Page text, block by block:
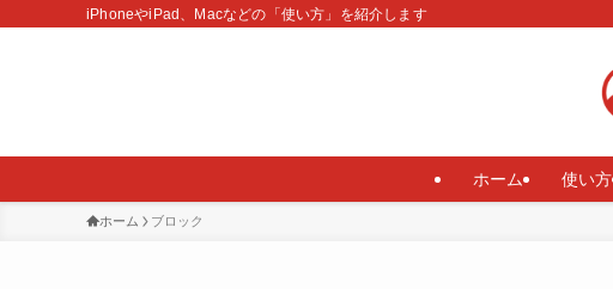
iPhoneやiPad、Macなどの「使い方」を紹介します
ホーム 使い方
ホーム ブロック